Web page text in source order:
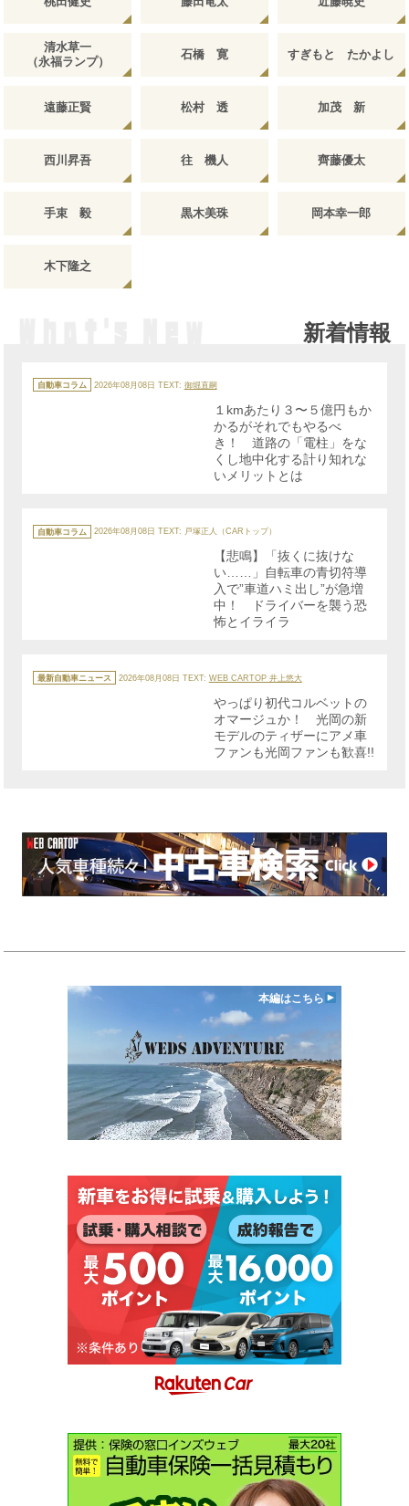
清水草一
（永福ランプ）
石橋 寛 すぎもと たかよし
遠藤正賢 松村 透 加茂 新
西川昇吾 往 機人 齊藤優太
手束 毅 黒木美珠 岡本幸一郎
木下隆之
新着情報
テ
ゴ
自動車コラム 2026年08月08日 TEXT: 御堀直嗣
１kmあたり３〜５億円もか
かるがそれでもやるべ
き！ 道路の「電柱」をな
くし地中化する計り知れな
いメリットとは
テ
ゴ
自動車コラム 2026年08月08日 TEXT: 戸塚正人（CARトップ）
【悲鳴】「抜くに抜けな
い……」自転車の青切符導
入で”車道ハミ出し”が急増
中！ ドライバーを襲う恐
怖とイライラ
テ
ゴ
最新自動車ニュース 2026年08月08日 TEXT: WEB CARTOP 井上悠大
やっぱり初代コルベットの
オマージュか！ 光岡の新
モデルのティザーにアメ車
ファンも光岡ファンも歓喜!!
本編はこちら